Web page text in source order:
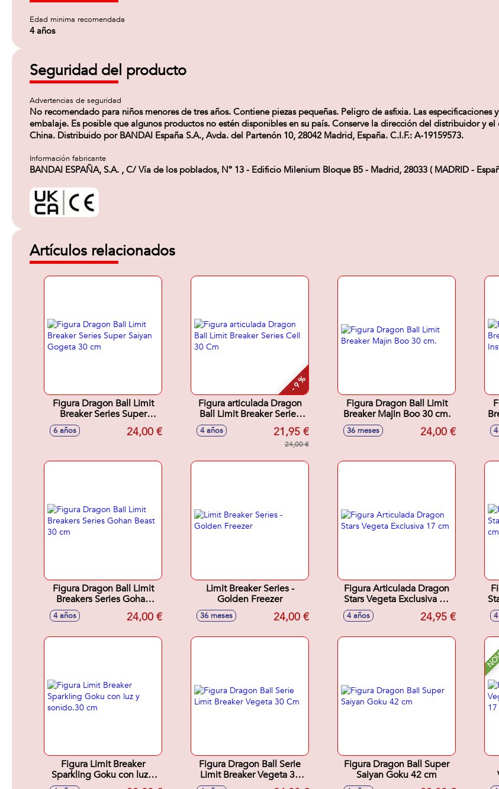
Edad minima recomendada
4 años
Seguridad del producto
Advertencias de seguridad
No recomendado para niños menores de tres años. Contiene piezas pequeñas. Peligro de asfixia. Las
embalaje. Es posible que algunos productos no estén disponibles en su país. Conserve la dirección del distribuidor y
China. Distribuido por BANDAI España S.A., Avda. del Partenón 10, 28042 Madrid, España. C.I.F.: A-19159573.
Información fabricante
BANDAI ESPAÑA, S.A. , C/ Vía de los poblados, Nº 13 - Edificio Milenium Bloque B5 - Madrid, 28033 ( MADRID -
Artículos relacionados
Figura Dragon Ball Limit
Breaker Series Super
Saiyan Gogeta 30 cm
6 años 24,00 €
- 9 %
Figura articulada Dragon
Ball Limit Breaker Series
Cell 30 Cm
4 años 21,95 €
24,00 €
Figura Dragon Ball Limit
Breaker Majin Boo 30 cm.
36 meses 24,00 €
Figura Dragon Ball Limit
Breakers Series Gohan
Beast 30 cm
4 años 24,00 €
Limit Breaker Series -
Golden Freezer
36 meses 24,00 €
Figura Articulada Dragon
Stars Vegeta Exclusiva 17
4 años 24,95 €
Figura Limit Breaker
Sparkling Goku con luz y
sonido.30 cm
Figura Dragon Ball Serie
Limit Breaker Vegeta 30
Figura Dragon Ball Super
Saiyan Goku 42 cm